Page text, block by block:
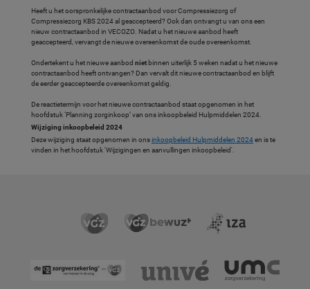
Heeft u het oorspronkelijke contractaanbod voor Compressiezorg of
Compressiezorg KBS 2024 al geaccepteerd? Ook dan ontvangt u van ons een
nieuw contractaanbod in VECOZO. Nadat u het nieuwe aanbod heeft
geaccepteerd, vervangt de nieuwe overeenkomst de oude overeenkomst.
Ondertekent u het nieuwe aanbod niet binnen uiterlijk 5 weken nadat u het nieuwe
contractaanbod heeft ontvangen? Dan vervalt dit nieuwe contractaanbod en blijft
de eerder geaccepteerde overeenkomst geldig.
De reactietermijn voor het nieuwe contractaanbod staat opgenomen in het
hoofdstuk ‘Planning zorginkoop’ van ons inkoopbeleid Hulpmiddelen 2024.
Wijziging inkoopbeleid 2024
Deze wijziging staat opgenomen in onsinkoopbeleid Hulpmiddelen 2024en is te
vinden in het hoofdstuk 'Wijzigingen en aanvullingen inkoopbeleid'.